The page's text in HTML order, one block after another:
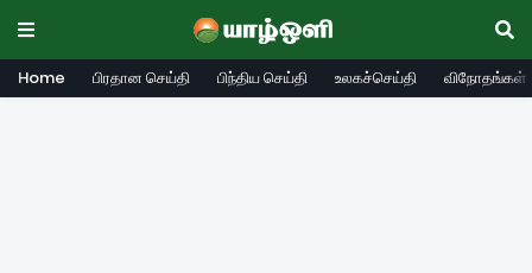
Home பிரதான செய்தி பிந்திய செய்தி உலகச்செய்தி விநோதங்கள்